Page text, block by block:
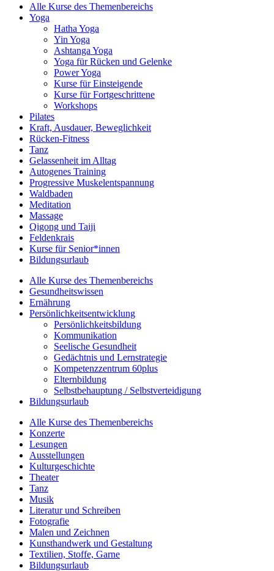
Alle Kurse des Themenbereichs
Yoga
Hatha Yoga
Yin Yoga
Ashtanga Yoga
Yoga für Rücken und Gelenke
Power Yoga
Kurse für Einsteigende
Kurse für Fortgeschrittene
Workshops
Pilates
Kraft, Ausdauer, Beweglichkeit
Rücken-Fitness
Tanz
Gelassenheit im Alltag
Autogenes Training
Progressive Muskelentspannung
Waldbaden
Meditation
Massage
Qigong und Taiji
Feldenkrais
Kurse für Senior*innen
Bildungsurlaub
Alle Kurse des Themenbereichs
Gesundheitswissen
Ernährung
Persönlichkeitsentwicklung
Persönlichkeitsbildung
Kommunikation
Seelische Gesundheit
Gedächtnis und Lernstrategie
Kompetenzzentrum 60plus
Elternbildung
Selbstbehauptung / Selbstverteidigung
Bildungsurlaub
Alle Kurse des Themenbereichs
Konzerte
Lesungen
Ausstellungen
Kulturgeschichte
Theater
Tanz
Musik
Literatur und Schreiben
Fotografie
Malen und Zeichnen
Kunsthandwerk und Gestaltung
Textilien, Stoffe, Garne
Bildungsurlaub